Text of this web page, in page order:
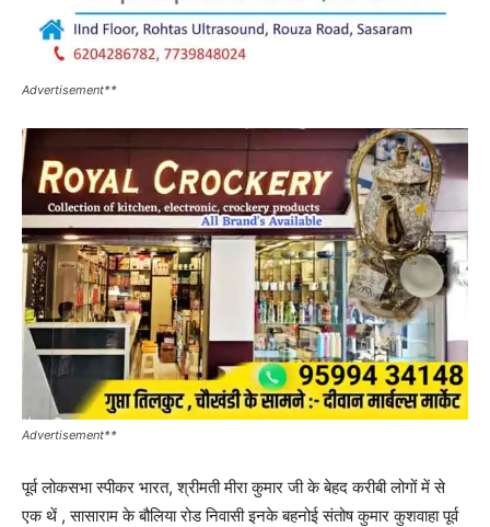
Advertisement**
Advertisement**
पूर्व लोकसभा स्पीकर भारत, श्रीमती मीरा कुमार जी के बेहद करीबी लोगों में से
एक थें , सासाराम के बौलिया रोड निवासी इनके बहनोई संतोष कुमार कुशवाहा पूर्व